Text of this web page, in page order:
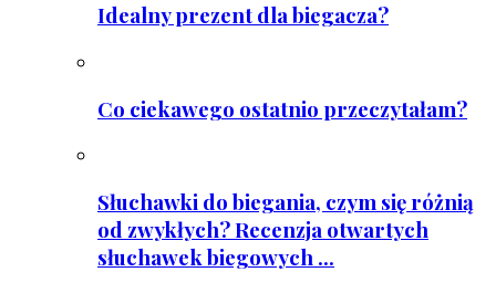
Idealny prezent dla biegacza?
Co ciekawego ostatnio przeczytałam?
Słuchawki do biegania, czym się różnią
od zwykłych? Recenzja otwartych
słuchawek biegowych ...